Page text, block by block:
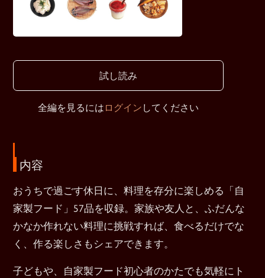
試し読み
全編を見るにはログインしてください
内容
おうちで過ごす休日に、料理を存分に楽しめる「自
家製フード」57品を収録。家族や友人と、ふだんな
かなか作れない料理に挑戦すれば、食べるだけでな
く、作る楽しさもシェアできます。
子どもや、自家製フード初心者のかたでも気軽にト